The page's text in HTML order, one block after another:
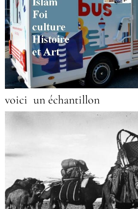
voici un échantillon